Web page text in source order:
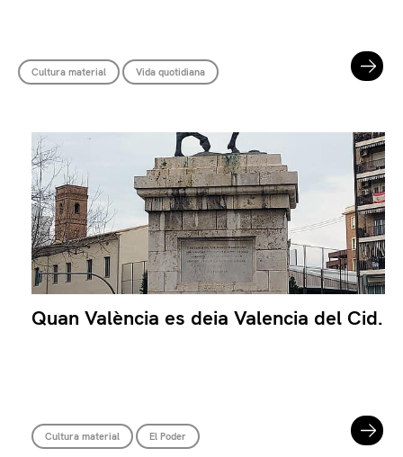
Cultura material Vida quotidiana
Quan València es deia Valencia del Cid.
Cultura material El Poder